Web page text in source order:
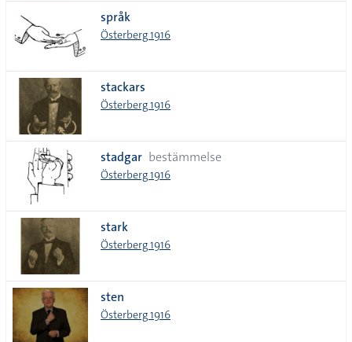
språk
Österberg 1916
stackars
Österberg 1916
stadgar bestämmelse
Österberg 1916
stark
Österberg 1916
sten
Österberg 1916